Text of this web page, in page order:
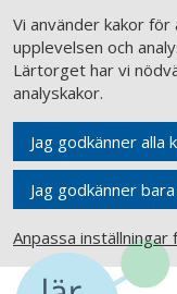
Vi använder kakor
upplevelsen och
Lärtorget har vi
analyskakor.
Jag godkänner alla
Jag godkänner
Anpassa inställningar